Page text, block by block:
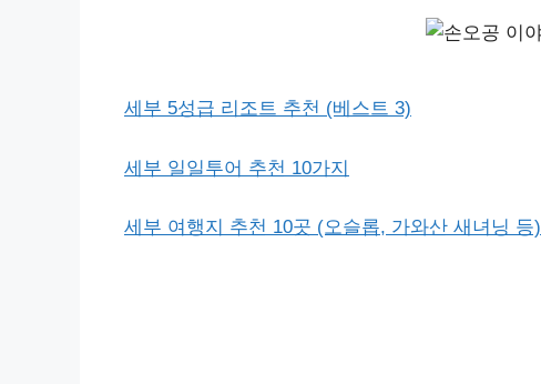
세부 5성급 리조트 추천 (베스트 3)
세부 일일투어 추천 10가지
세부 여행지 추천 10곳 (오슬롭, 가와산 새녀닝 등)